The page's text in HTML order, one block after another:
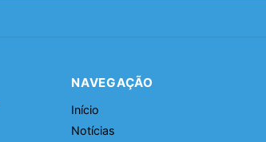
NAVEGAÇÃO
Início
Notícias